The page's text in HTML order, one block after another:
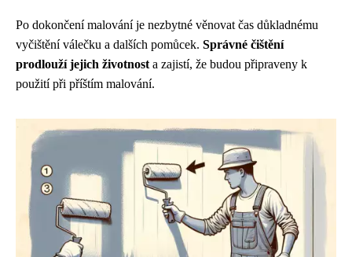
Po dokončení malování je nezbytné věnovat čas důkladnému
vyčištění válečku a dalších pomůcek. Správné čištění
prodlouží jejich životnost a zajistí, že budou připraveny k
použití při příštím malování.